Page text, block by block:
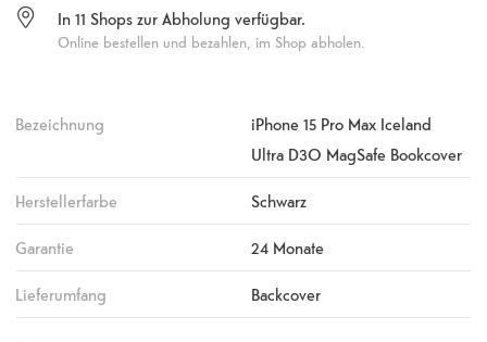
In 11Shops zur Abholung verfügbar.
Online bestellen und bezahlen, im Shop abholen.
Bezeichnung
iPhone 15 Pro Max Iceland
Ultra D3O MagSafe Bookcover
Herstellerfarbe Schwarz
Garantie 24 Monate
Lieferumfang Backcover